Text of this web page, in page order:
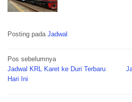
Posting pada Jadwal
Navigasi
pos
Pos sebelumnya
Jadwal KRL Karet ke Duri Terbaru
Hari Ini